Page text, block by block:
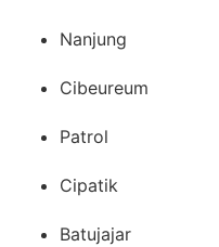
Nanjung
Cibeureum
Patrol
Cipatik
Batujajar